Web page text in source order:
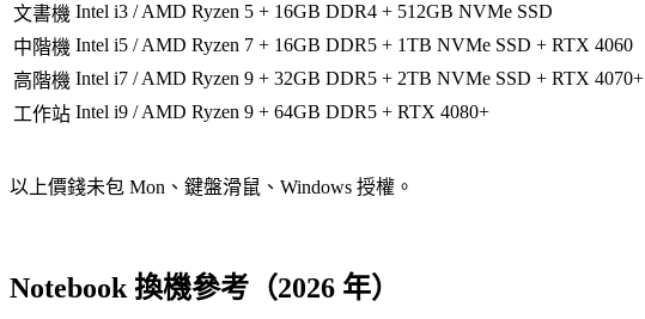
文書機 Intel i3 / AMD Ryzen 5 + 16GB DDR4 + 512GB NVMe SSD
中階機 Intel i5 / AMD Ryzen 7 + 16GB DDR5 + 1TB NVMe SSD + RTX 4060
高階機 Intel i7 / AMD Ryzen 9 + 32GB DDR5 + 2TB NVMe SSD + RTX 4070+
工作站 Intel i9 / AMD Ryzen 9 + 64GB DDR5 + RTX 4080+
以上價錢未包 Mon、鍵盤滑鼠、Windows 授權。
Notebook 換機參考（2026 年）